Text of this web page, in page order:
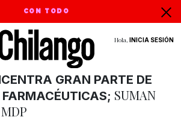
CON TODO
Hola, INICIA SESIÓN
GRAN PARTE DE
FARMACÉUTICAS; SUMAN